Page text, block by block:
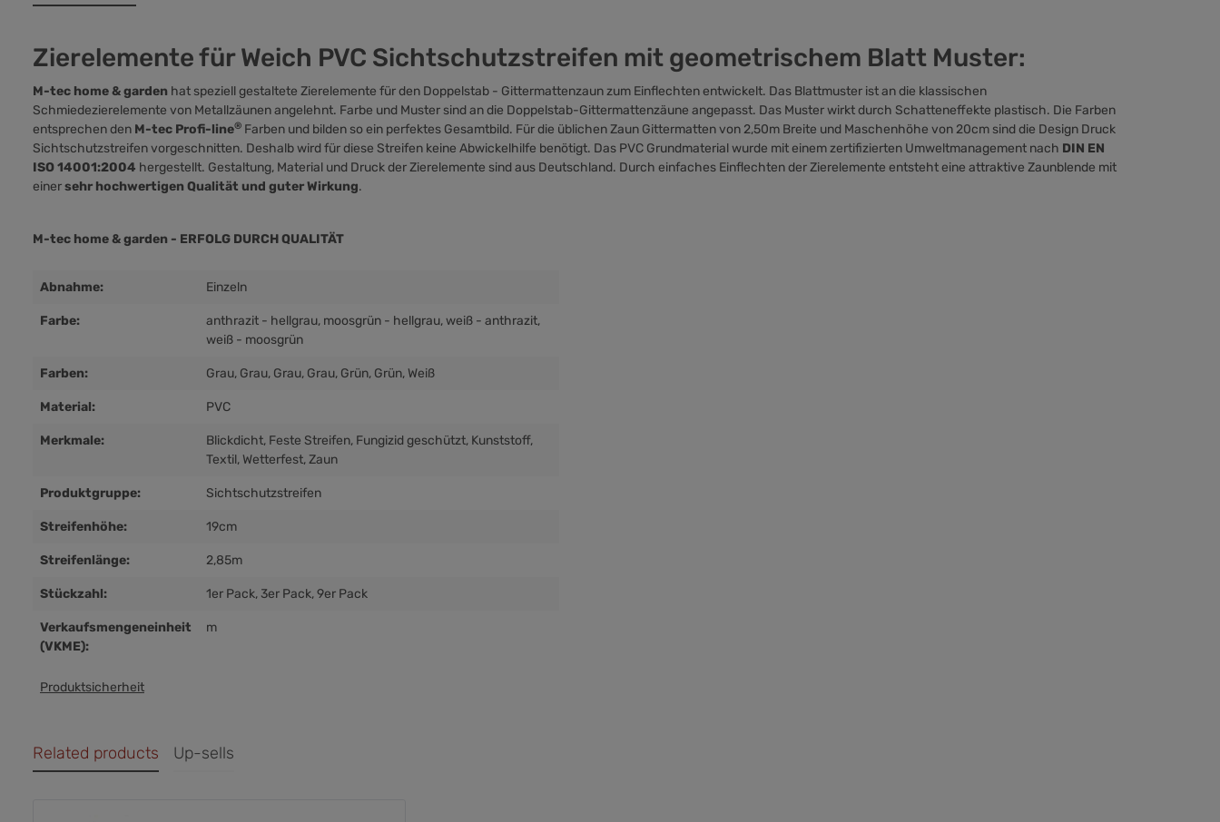
Zierelemente für Weich PVC Sichtschutzstreifen mit geometrischem Blatt Muster:
M-tec home & garden hat speziell gestaltete Zierelemente für den Doppelstab - Gittermattenzaun zum Einflechten entwickelt. Das Blattmuster ist an die klassischen
Schmiedezierelemente von Metallzäunen angelehnt. Farbe und Muster sind an die Doppelstab-Gittermattenzäune angepasst. Das Muster wirkt durch Schatteneffekte plastisch. Die Farben
entsprechen den M-tec Profi-line® Farben und bilden so ein perfektes Gesamtbild. Für die üblichen Zaun Gittermatten von 2,50m Breite und Maschenhöhe von 20cm sind die Design Druck
Sichtschutzstreifen vorgeschnitten. Deshalb wird für diese Streifen keine Abwickelhilfe benötigt. Das PVC Grundmaterial wurde mit einem zertifizierten Umweltmanagement nach DIN EN
ISO 14001:2004 hergestellt. Gestaltung, Material und Druck der Zierelemente sind aus Deutschland. Durch einfaches Einflechten der Zierelemente entsteht eine attraktive Zaunblende mit
einersehr hochwertigen Qualität und guter Wirkung.
M-tec home & garden - ERFOLG DURCH QUALITÄT
Abnahme: Einzeln
Farbe: anthrazit - hellgrau, moosgrün - hellgrau, weiß - anthrazit,
weiß - moosgrün
Farben: Grau, Grau, Grau, Grau, Grün, Grün, Weiß
Material: PVC
Merkmale: Blickdicht, Feste Streifen, Fungizid geschützt, Kunststoff,
Textil, Wetterfest, Zaun
Produktgruppe: Sichtschutzstreifen
Streifenhöhe: 19cm
Streifenlänge: 2,85m
Stückzahl: 1er Pack, 3er Pack, 9er Pack
Verkaufsmengeneinheit
(VKME):
m
Produktsicherheit
Related products Up-sells